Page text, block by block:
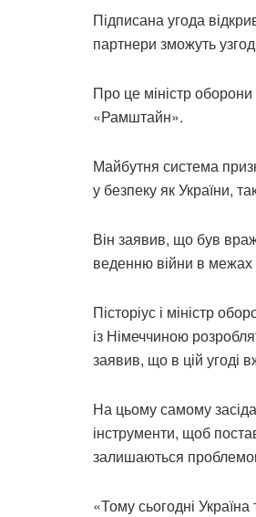
Підписана угода
партнери зможуть
Про це міністр
«Рамштайн».
Майбутня система
у безпеку як України,
Він заявив, що був
веденню війни в межах
Пісторіус і міністр
із Німеччиною
заявив, що в цій угоді
На цьому самому
інструменти, щоб
залишаються
«Тому сьогодні